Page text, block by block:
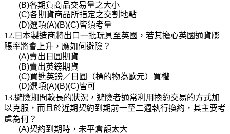
(B)各期貨商品交易量之大小
(C)各期貨商品所指定之交割地點
(D)選項(A)(B)(C)皆須考量
12.日本製造商將出口一批玩具至英國，若其擔心英國通貨膨
脹率將會上升，應如何避險？
(A)賣出日圓期貨
(B)賣出英鎊期貨
(C)買進英鎊／日圓（標的物為歐元）買權
(D)選項(A)(B)(C)皆可
13.避險期間較長的狀況，避險者通常利用換約交易的方式加
以克服，而且於近期契約到期前一至二週執行換約，其主要考
慮為何？
(A)契約到期時，未平倉額太大